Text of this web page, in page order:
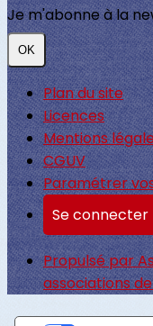
Je m'abonne à la
OK
Plan du site
Licences
Mentions
CGUV
Paramétrer
Se connecter
Propulsé par
associations